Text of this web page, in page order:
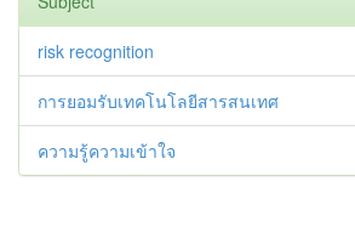
risk recognition
การยอมรับเทคโนโลยีสารสนเทศ
ความรู้ความเข้าใจ